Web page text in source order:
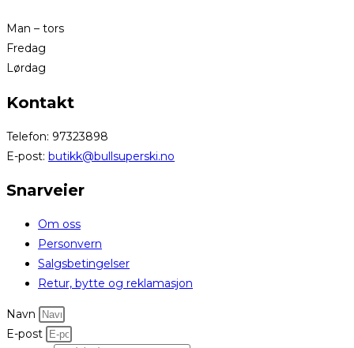
Man – tors
Fredag
Lørdag
Kontakt
Telefon: 97323898
E-post: butikk@bullsuperski.no
Snarveier
Om oss
Personvern
Salgsbetingelser
Retur, bytte og reklamasjon
Navn
E-post